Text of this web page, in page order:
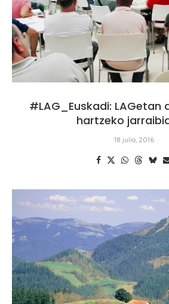
#LAG_Euskadi: LAGetan
hartzeko
18 julio, 2016